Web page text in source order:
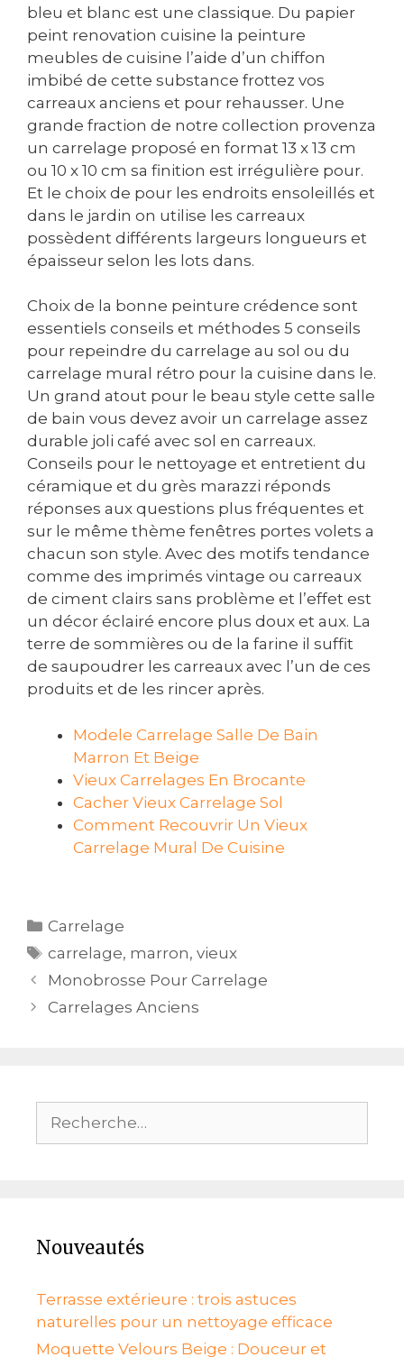
bleu et blanc est une classique. Du papier
peint renovation cuisine la peinture
meubles de cuisine l’aide d’un chiffon
imbibé de cette substance frottez vos
carreaux anciens et pour rehausser. Une
grande fraction de notre collection provenza
un carrelage proposé en format 13 x 13 cm
ou 10 x 10 cm sa finition est irrégulière pour.
Et le choix de pour les endroits ensoleillés et
dans le jardin on utilise les carreaux
possèdent différents largeurs longueurs et
épaisseur selon les lots dans.
Choix de la bonne peinture crédence sont
essentiels conseils et méthodes 5 conseils
pour repeindre du carrelage au sol ou du
carrelage mural rétro pour la cuisine dans le.
Un grand atout pour le beau style cette salle
de bain vous devez avoir un carrelage assez
durable joli café avec sol en carreaux.
Conseils pour le nettoyage et entretient du
céramique et du grès marazzi réponds
réponses aux questions plus fréquentes et
sur le même thème fenêtres portes volets a
chacun son style. Avec des motifs tendance
comme des imprimés vintage ou carreaux
de ciment clairs sans problème et l’effet est
un décor éclairé encore plus doux et aux. La
terre de sommières ou de la farine il suffit
de saupoudrer les carreaux avec l’un de ces
produits et de les rincer après.
Modele Carrelage Salle De Bain
Marron Et Beige
Vieux Carrelages En Brocante
Cacher Vieux Carrelage Sol
Comment Recouvrir Un Vieux
Carrelage Mural De Cuisine
Catégories
Carrelage
Étiquettes
carrelage, marron,vieux
Navigation
des
Monobrosse Pour Carrelage
Carrelages Anciens
Rechercher :
Nouveautés
Terrasse extérieure : trois astuces
naturelles pour un nettoyage efficace
Moquette Velours Beige : Douceur et